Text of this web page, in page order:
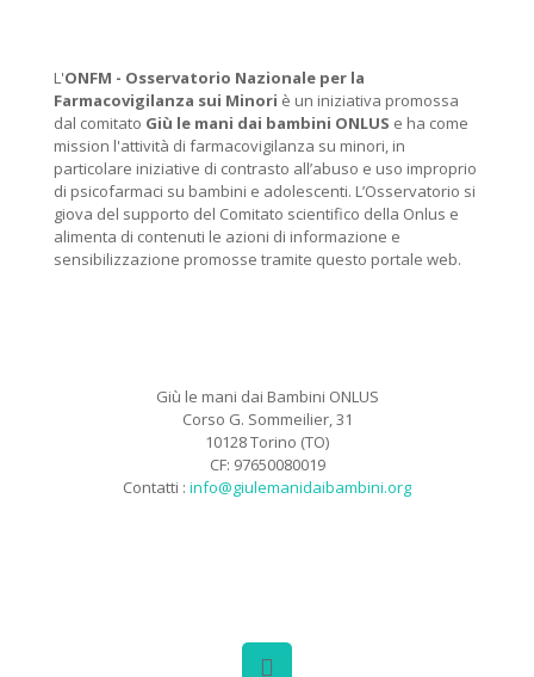
L'ONFM - Osservatorio Nazionale per la
Farmacovigilanza sui Minori è un iniziativa promossa
dal comitato Giù le mani dai bambini ONLUS e ha come
mission l'attività di farmacovigilanza su minori, in
particolare iniziative di contrasto all’abuso e uso improprio
di psicofarmaci su bambini e adolescenti. L’Osservatorio si
giova del supporto del Comitato scientifico della Onlus e
alimenta di contenuti le azioni di informazione e
sensibilizzazione promosse tramite questo portale web.
Giù le mani dai Bambini ONLUS
Corso G. Sommeilier, 31
10128 Torino (TO)
CF: 97650080019
Contatti : info@giulemanidaibambini.org